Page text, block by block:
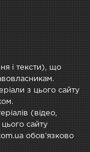
і тексти), що
з цього сайту
(відео,
сайту
обов'язково